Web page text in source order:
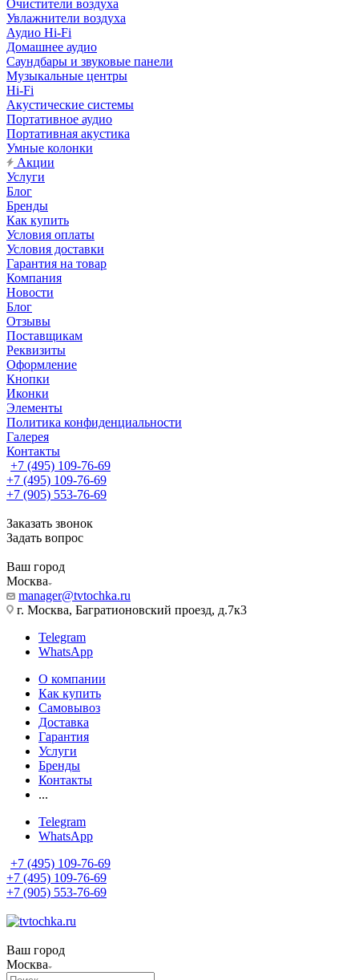
Очистители воздуха
Увлажнители воздуха
Аудио Hi-Fi
Домашнее аудио
Саундбары и звуковые панели
Музыкальные центры
Hi-Fi
Акустические системы
Портативное аудио
Портативная акустика
Умные колонки
Акции
Услуги
Блог
Бренды
Как купить
Условия оплаты
Условия доставки
Гарантия на товар
Компания
Новости
Блог
Отзывы
Поставщикам
Реквизиты
Оформление
Кнопки
Иконки
Элементы
Политика конфиденциальности
Галерея
Контакты
+7 (495) 109-76-69
+7 (495) 109-76-69
+7 (905) 553-76-69
Заказать звонок
Задать вопрос
Ваш город
Москва
manager@tvtochka.ru
г. Москва, Багратионовский проезд, д.7к3
Telegram
WhatsApp
О компании
Как купить
Самовывоз
Доставка
Гарантия
Услуги
Бренды
Контакты
...
Telegram
WhatsApp
+7 (495) 109-76-69
+7 (495) 109-76-69
+7 (905) 553-76-69
Ваш город
Москва